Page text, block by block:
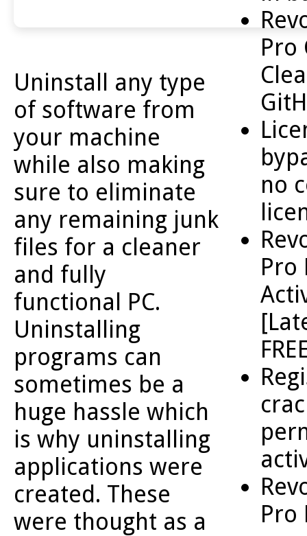
Uninstall any type
of software from
your machine
while also making
sure to eliminate
any remaining junk
files for a cleaner
and fully
functional PC.
Uninstalling
programs can
sometimes be a
huge hassle which
is why uninstalling
applications were
created. These
were thought as a
Pro
no
Pro
Pro